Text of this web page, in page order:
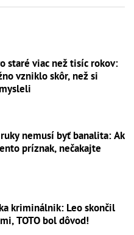
staré viac než tisíc rokov:
vzniklo skôr, než si
nemusí byť banalita: Ak
príznak, nečakajte
kriminálnik: Leo skončil
TOTO bol dôvod!